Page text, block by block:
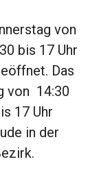
von
bis 17 Uhr
Das
von 14:30
17 Uhr
in der